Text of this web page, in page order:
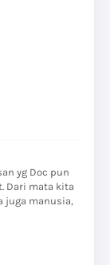
yg Doc pun
Dari mata kita
juga manusia,